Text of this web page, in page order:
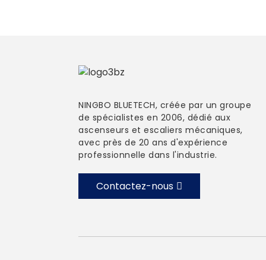
NINGBO BLUETECH, créée par un groupe
de spécialistes en 2006, dédié aux
ascenseurs et escaliers mécaniques,
avec près de 20 ans d'expérience
professionnelle dans l'industrie.
Contactez-nous